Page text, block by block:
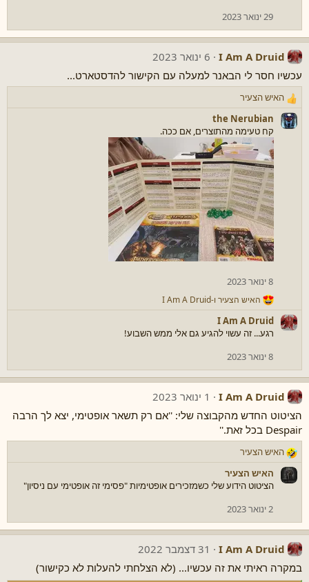
29 ינואר 2023
I Am A Druid
6 ינואר 2023
עכשיו חסר לי הבאנר למעלה עם הקישור להדסטארט...
ר
ג
ש
האיש הצעיר
the Nerubian
קח טעימה מהתוצרים, אם ככה.
8 ינואר 2023
ר
ג
ש
ו
:
האיש הצעיר ו-I Am A Druid
I Am A Druid
רגע... זה עשוי להגיע גם אלי ממש השבוע!
8 ינואר 2023
I Am A Druid
1 ינואר 2023
הציטוט החדש מהקבוצה שלי: ''אם רק תשאר אופטימי, יצא לך הרבה
Despair בכל זאת.''
ר
ג
ש
האיש הצעיר
האיש הצעיר
הציטוט הידוע שלי כשמזכירים אופטימיות "פסימי זה אופטימי עם ניסיון"
2 ינואר 2023
I Am A Druid
31 דצמבר 2022
במקרה ראיתי את זה עכשיו... (לא הצלחתי להעלות לא כקישור)